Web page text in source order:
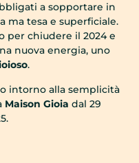
a sopportare in
ma tesa e superficiale.
per chiudere il 2024 e
nuova energia, uno
.
intorno alla semplicità
Maison Gioia dal 29